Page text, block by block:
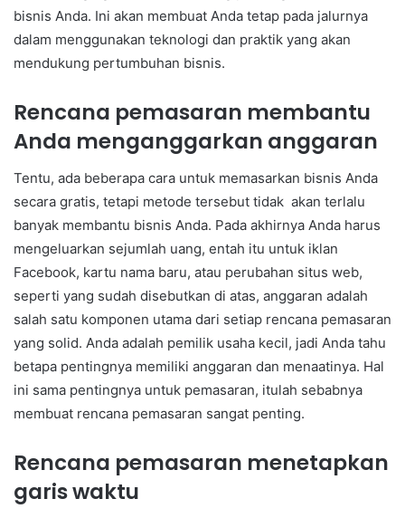
bisnis Anda. Ini akan membuat Anda tetap pada jalurnya
dalam menggunakan teknologi dan praktik yang akan
mendukung pertumbuhan bisnis.
Rencana pemasaran membantu
Anda menganggarkan anggaran
Tentu, ada beberapa cara untuk memasarkan bisnis Anda
secara gratis, tetapi metode tersebut tidak akan terlalu
banyak membantu bisnis Anda. Pada akhirnya Anda harus
mengeluarkan sejumlah uang, entah itu untuk iklan
Facebook, kartu nama baru, atau perubahan situs web,
seperti yang sudah disebutkan di atas, anggaran adalah
salah satu komponen utama dari setiap rencana pemasaran
yang solid. Anda adalah pemilik usaha kecil, jadi Anda tahu
betapa pentingnya memiliki anggaran dan menaatinya. Hal
ini sama pentingnya untuk pemasaran, itulah sebabnya
membuat rencana pemasaran sangat penting.
Rencana pemasaran menetapkan
garis waktu